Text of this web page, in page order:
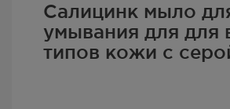
Салицинк мыло
умывания для для
типов кожи с